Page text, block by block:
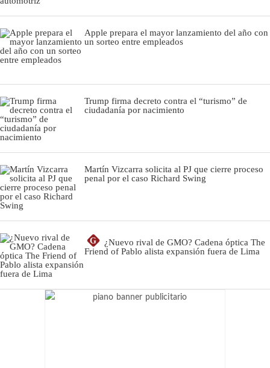
Apple prepara el mayor lanzamiento del año con
un sorteo entre empleados
Trump firma decreto contra el “turismo” de
ciudadanía por nacimiento
Martín Vizcarra solicita al PJ que cierre proceso
penal por el caso Richard Swing
G
¿Nuevo rival de GMO? Cadena óptica The
Friend of Pablo alista expansión fuera de Lima